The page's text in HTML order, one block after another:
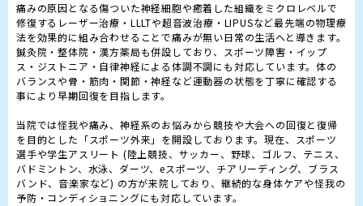
痛みの原因となる傷ついた神経細胞や癒着した組織をミクロレベルで
修復するレーザー治療・LLLTや超音波治療・LIPUSなど最先端の物理療
法を効果的に組み合わせることで痛みが無い日常の生活へと導きます。
鍼灸院・整体院・漢方薬局も併設しており、スポーツ障害・イップ
ス・ジストニア・自律神経による体調不調にも対応しています。体の
バランスや骨・筋肉・関節・神経など運動器の状態を丁寧に確認する
事により早期回復を目指します。
当院では怪我や痛み、神経系のお悩みから競技や大会への回復と復帰
を目的とした「スポーツ外来」を開設しております。現在、スポーツ
選手や学生アスリート (陸上競技、サッカー、野球、ゴルフ、テニス、
バドミントン、水泳、ダーツ、eスポーツ、チアリーディング、ブラス
バンド、音楽家など) の方が来院しており、継続的な身体ケアや怪我の
予防・コンディショニングにも対応しています。